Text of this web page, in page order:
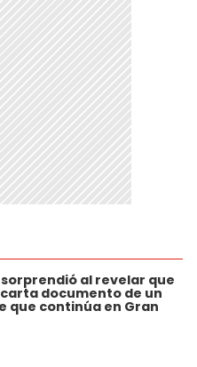
al revelar que
documento de un
que continúa en Gran